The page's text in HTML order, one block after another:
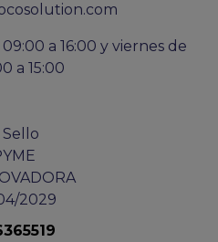
a 16:00 y viernes de
a 15:00